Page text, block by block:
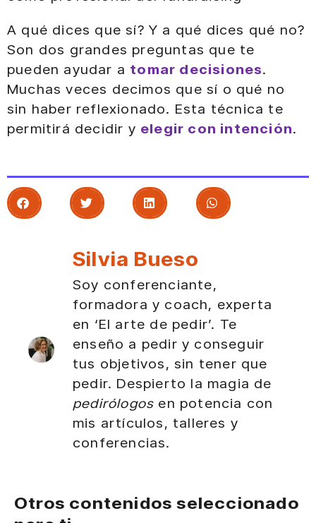
A qué dices que sí? Y a qué dices qué no?
Son dos grandes preguntas que te
pueden ayudar a tomar decisiones.
Muchas veces decimos que sí o qué no
sin haber reflexionado. Esta técnica te
permitirá decidir y elegir con intención.
Silvia Bueso
Soy conferenciante,
formadora y coach, experta
en ‘El arte de pedir’. Te
enseño a pedir y conseguir
tus objetivos, sin tener que
pedir. Despierto la magia de
pedirólogos en potencia con
mis artículos, talleres y
conferencias.
Otros contenidos seleccionado